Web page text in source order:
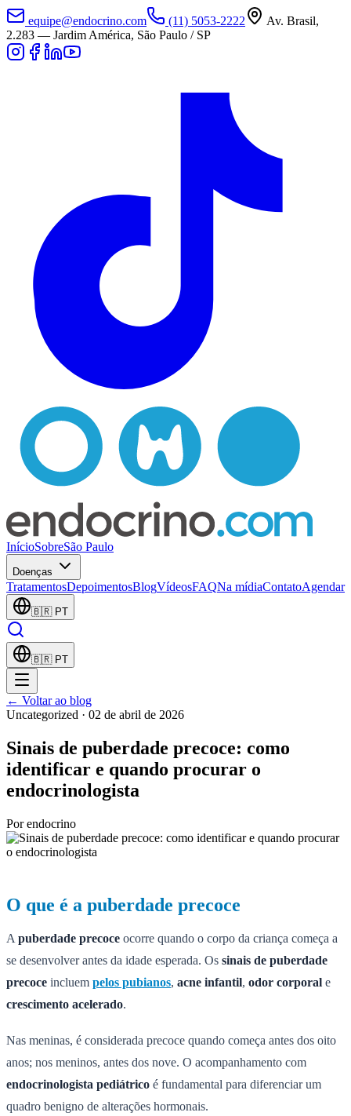
equipe@endocrino.com (11) 5053-2222
Av. Brasil,
2.283 — Jardim América, São Paulo / SP
InícioSobreSão Paulo
Doenças
TratamentosDepoimentosBlogVídeosFAQNa mídiaContatoAgendar
🇧🇷 PT
🇧🇷 PT
← Voltar ao blog
Uncategorized · 02 de abril de 2026
Sinais de puberdade precoce: como
identificar e quando procurar o
endocrinologista
Porendocrino
O que é a puberdade precoce
A puberdade precoce ocorre quando o corpo da criança começa a
se desenvolver antes da idade esperada. Os sinais de puberdade
precoce incluem pelos pubianos, acne infantil, odor corporal e
crescimento acelerado.
Nas meninas, é considerada precoce quando começa antes dos oito
anos; nos meninos, antes dos nove. O acompanhamento com
endocrinologista pediátrico é fundamental para diferenciar um
quadro benigno de alterações hormonais.